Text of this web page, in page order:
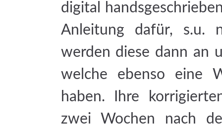
digital
Anleitung dafür, s.u.
werden diese dann an
welche ebenso eine
haben. Ihre
zwei Wochen nach